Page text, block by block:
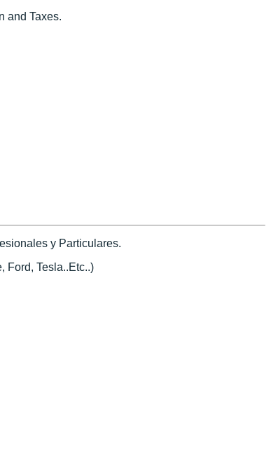
and Taxes.
y Particulares.
Ford, Tesla..Etc..)